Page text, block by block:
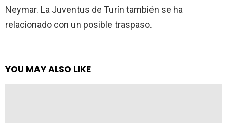
Neymar. La Juventus de Turín también se ha
relacionado con un posible traspaso.
YOU MAY ALSO LIKE